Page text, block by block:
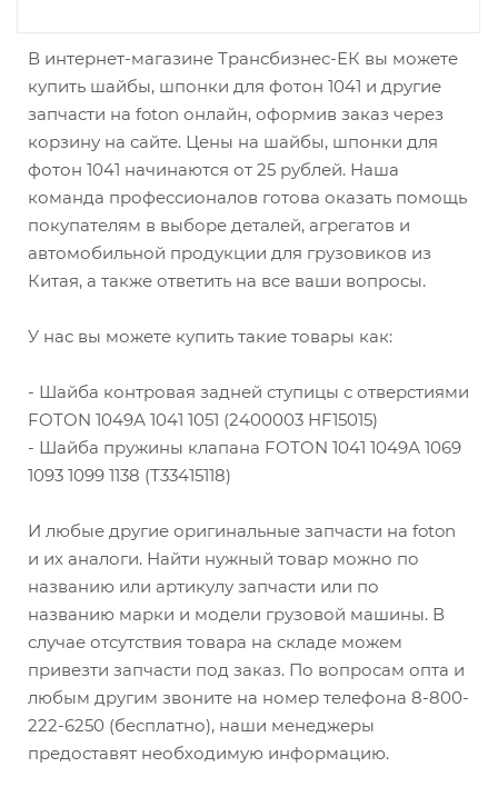
В интернет-магазине Трансбизнес-ЕК вы можете
купить шайбы, шпонки для фотон 1041 и другие
запчасти на foton онлайн, оформив заказ через
корзину на сайте. Цены на шайбы, шпонки для
фотон 1041 начинаются от 25 рублей. Наша
команда профессионалов готова оказать помощь
покупателям в выборе деталей, агрегатов и
автомобильной продукции для грузовиков из
Китая, а также ответить на все ваши вопросы.
У нас вы можете купить такие товары как:
- Шайба контровая задней ступицы с отверстиями
FOTON 1049А 1041 1051 (2400003 HF15015)
- Шайба пружины клапана FOTON 1041 1049А 1069
1093 1099 1138 (Т33415118)
И любые другие оригинальные запчасти на foton
и их аналоги. Найти нужный товар можно по
названию или артикулу запчасти или по
названию марки и модели грузовой машины. В
случае отсутствия товара на складе можем
привезти запчасти под заказ. По вопросам опта и
любым другим звоните на номер телефона 8-800-
222-6250 (бесплатно), наши менеджеры
предоставят необходимую информацию.